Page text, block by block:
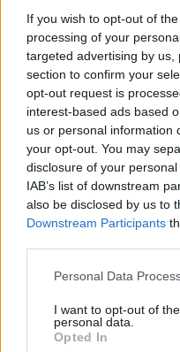
If you wish to opt-out of
processing of your
targeted advertising by
section to confirm your
opt-out request is
interest-based ads based
us or personal information
your opt-out. You may
disclosure of your
IAB’s list of downstream
also be disclosed by us to
Downstream Participants
Personal Data
I want to opt-out of
personal data.
Opted In
For informasjon
www.presse.no
Fjell-Ljom har
eksterne nettsider
Det er ikke tillatt å
legge ut
lokalaviser (LLA)
Ansvarlig redaktør og
Liv Maren Mæhre Vold